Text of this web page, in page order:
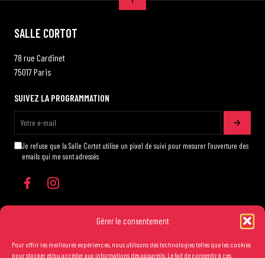
Gérer le consentement
Pour offrir les meilleures expériences, nous utilisons des technologies telles que les cookies
pour stocker et/ou accéder aux informations des appareils. Le fait de consentir à ces
SALLE CORTOT
78 rue Cardinet
75017 Paris
SUIVEZ LA PROGRAMMATION
Je refuse que la Salle Cortot utilise un pixel de suivi pour mesurer l'ouverture des
emails qui me sont adressés
Les conditions générales de vente